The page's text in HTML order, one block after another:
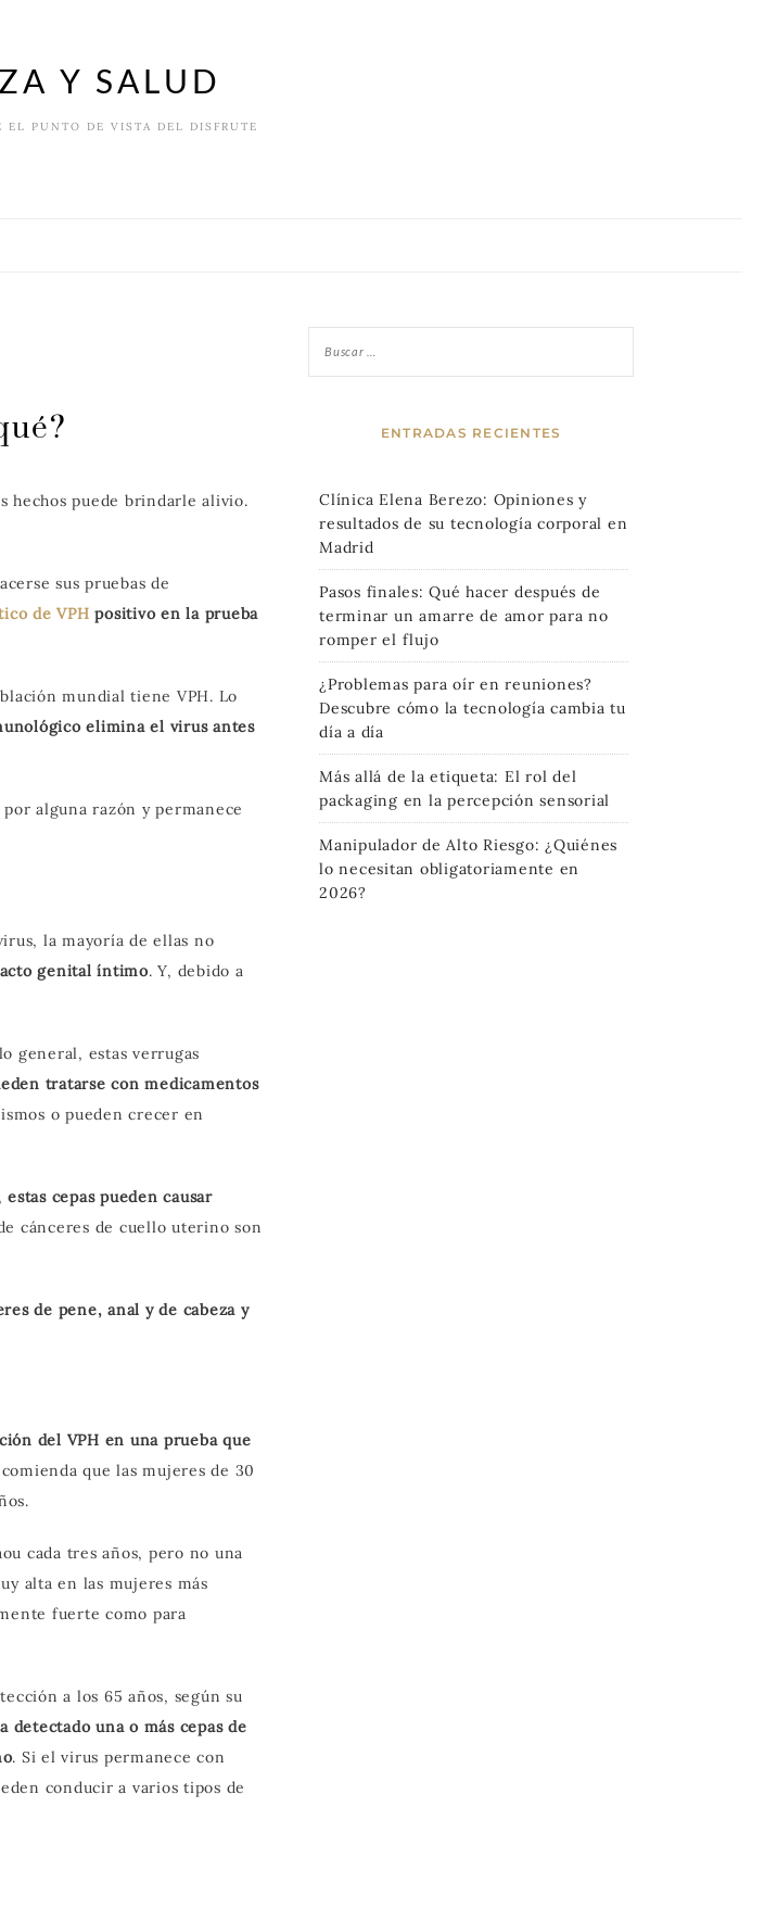
Y SALUD
EL PUNTO DE VISTA DEL DISFRUTE
hechos puede brindarle alivio.
sus pruebas de
de VPH positivo en la prueba
mundial tiene VPH. Lo
elimina el virus antes
alguna razón y permanece
la mayoría de ellas no
genital íntimo. Y, debido a
general, estas verrugas
tratarse con medicamentos
o pueden crecer en
estas cepas pueden causar
cánceres de cuello uterino son
de pene, anal y de cabeza y
del VPH en una prueba que
que las mujeres de 30
cada tres años, pero no una
alta en las mujeres más
fuerte como para
a los 65 años, según su
detectado una o más cepas de
. Si el virus permanece con
conducir a varios tipos de
ENTRADAS RECIENTES
Clínica Elena Berezo: Opiniones y
resultados de su tecnología corporal en
Madrid
Pasos finales: Qué hacer después de
terminar un amarre de amor para no
romper el flujo
¿Problemas para oír en reuniones?
Descubre cómo la tecnología cambia tu
día a día
Más allá de la etiqueta: El rol del
packaging en la percepción sensorial
Manipulador de Alto Riesgo: ¿Quiénes
lo necesitan obligatoriamente en
2026?